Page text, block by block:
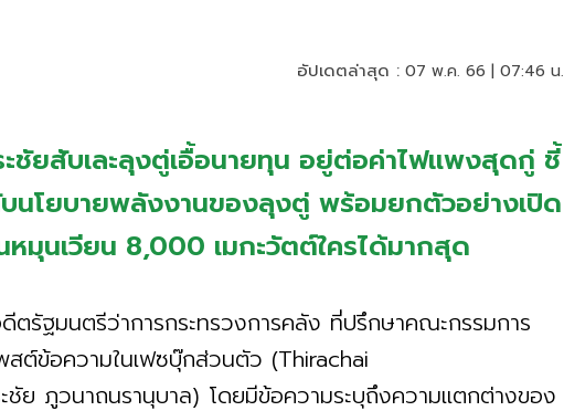
อัปเดตล่าสุด : 07 พ.ค. 66 | 07:46 น.
ชัยสับเละลุงตู่เอื้อนายทุน อยู่ต่อค่าไฟแพงสุดกู่ ชี้
นโยบายพลังงานของลุงตู่ พร้อมยกตัวอย่างเปิด
มุนเวียน 8,000 เมกะวัตต์ใครได้มากสุด
ตรัฐมนตรีว่าการกระทรวงการคลัง ที่ปรึกษาคณะกรรมการ
ต์ข้อความในเฟซบุ๊กส่วนตัว (Thirachai
ย ภูวนาถนรานุบาล) โดยมีข้อความระบุถึงความแตกต่างของ